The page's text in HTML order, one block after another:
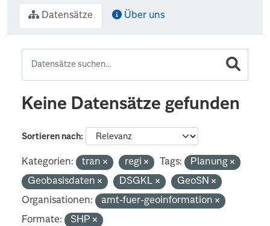
Datensätze Über uns
Keine Datensätze gefunden
Sortieren nach
Kategorien: tran regi Tags:
Planung
Geobasisdaten
DSGKL
GeoSN
Organisationen:
amt-fuer-geoinformation
Formate:
SHP